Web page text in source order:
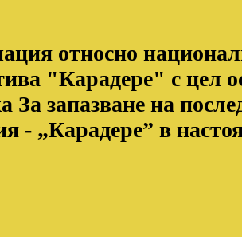
относно
"Карадере" с цел
За запазване на
- „Карадере” в